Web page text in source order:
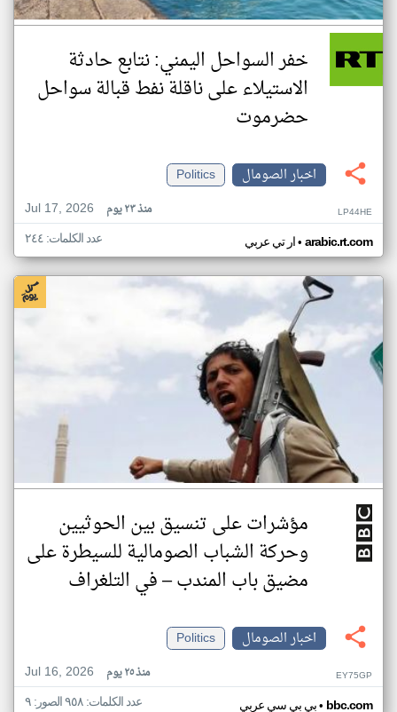
خفر السواحل اليمني: نتابع حادثة
الاستيلاء على ناقلة نفط قبالة سواحل
حضرموت
اخبار الصومال
Politics
Jul 17, 2026
منذ ٢٣ يوم LP44HE
ار تي عربي• arabic.rt.com عدد الكلمات: ٢٤٤
مؤشرات على تنسيق بين الحوثيين
وحركة الشباب الصومالية للسيطرة على
مضيق باب المندب – في التلغراف
اخبار الصومال
Politics
Jul 16, 2026
منذ ٢٥ يوم EY75GP
بي بي سي عربي• bbc.com عدد الكلمات: ٩٥٨ الصور: ٩